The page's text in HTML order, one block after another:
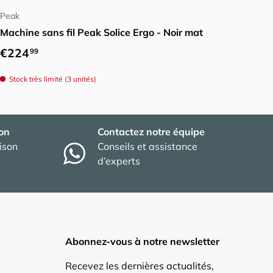
Peak
Machine sans fil Peak Solice Ergo - Noir mat
Prix habituel
€22499
Stock très limité (3 unités)
Contactez notre équipe
Conseils et assistance
d’experts
Abonnez-vous à notre newsletter
Recevez les dernières actualités,